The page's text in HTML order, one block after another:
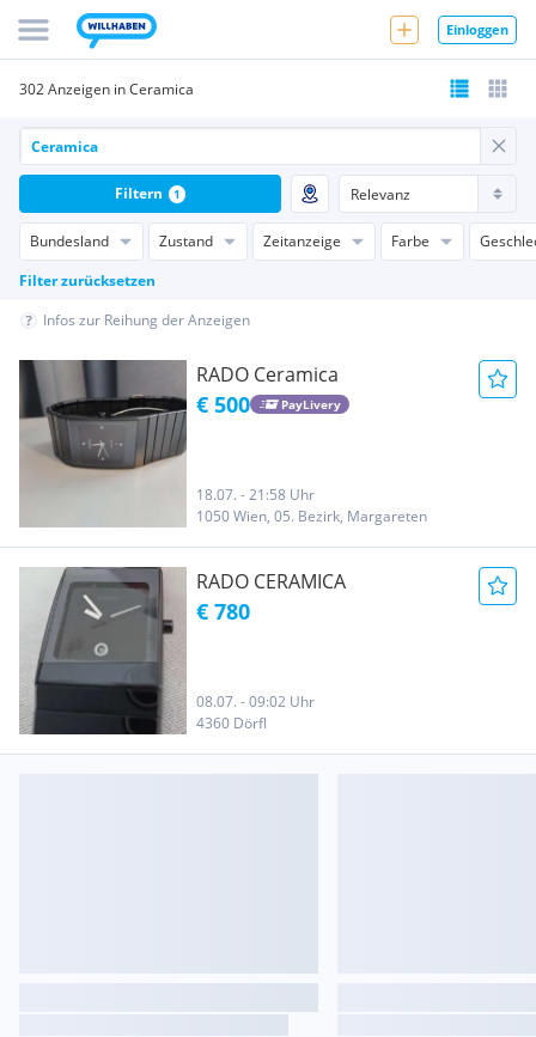
Einloggen
302 Anzeigen in Ceramica
Bundesland Zustand Zeitanzeige Farbe
Filter zurücksetzen
Filtern 1
Infos zur Reihung der Anzeigen
RADO Ceramica
€ 500 PayLivery
18.07. - 21:58 Uhr
1050 Wien, 05. Bezirk, Margareten
RADO CERAMICA
€ 780
08.07. - 09:02 Uhr
4360 Dörfl